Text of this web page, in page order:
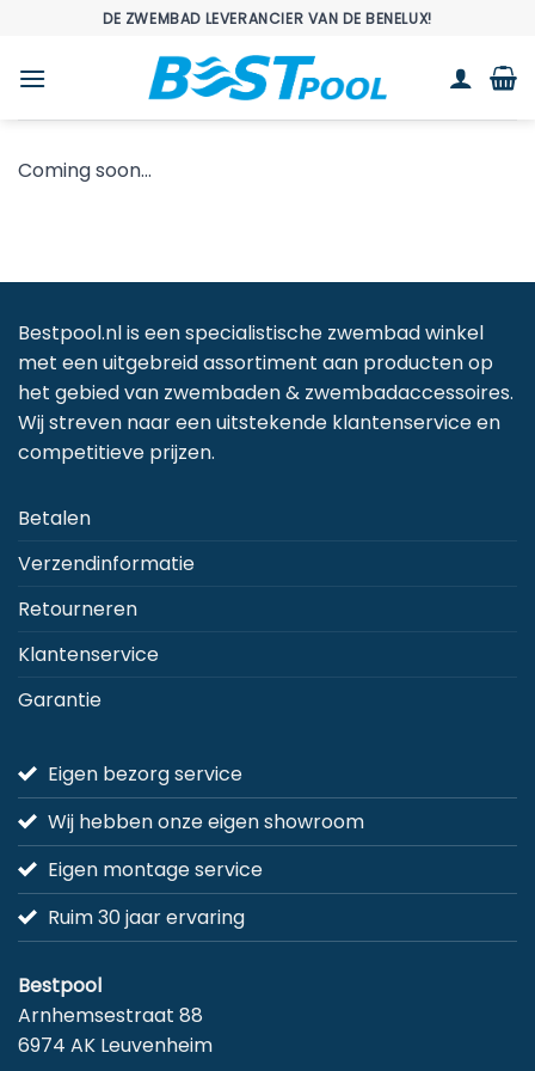
inhoud
DE ZWEMBAD LEVERANCIER VAN DE BENELUX!
Coming soon…
Bestpool.nl is een specialistische zwembad winkel
met een uitgebreid assortiment aan producten op
het gebied van zwembaden & zwembadaccessoires.
Wij streven naar een uitstekende klantenservice en
competitieve prijzen.
Betalen
Verzendinformatie
Retourneren
Klantenservice
Garantie
Eigen bezorg service
Wij hebben onze eigen showroom
Eigen montage service
Ruim 30 jaar ervaring
Bestpool
Arnhemsestraat 88
6974 AK Leuvenheim